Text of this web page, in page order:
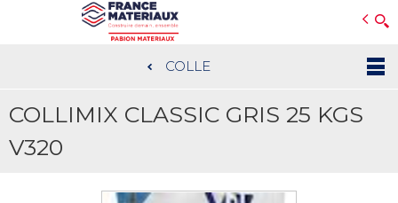
au
contenu
COLLE
COLLIMIX CLASSIC GRIS 25 KGS
V320